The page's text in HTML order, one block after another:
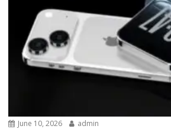
June 10, 2026 admin